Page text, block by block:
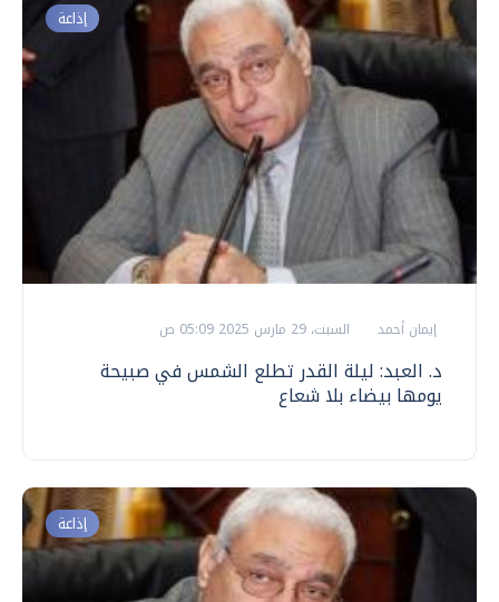
إذاعة
إيمان أحمد السبت، 29 مارس 2025 05:09 ص
د. العبد: ليلة القدر تطلع الشمس في صبيحة
يومها بيضاء بلا شعاع
إذاعة